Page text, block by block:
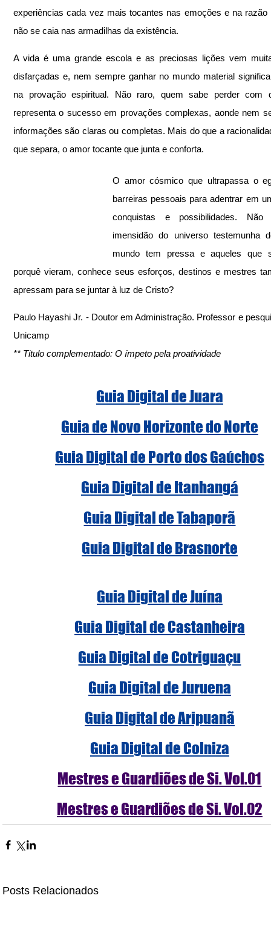
experiências cada vez mais tocantes nas emoções e na razão
não se caia nas armadilhas da existência.
A vida é uma grande escola e as preciosas lições vem
disfarçadas e, nem sempre ganhar no mundo material
na provação espiritual. Não raro, quem sabe perder com
representa o sucesso em provações complexas, aonde nem
informações são claras ou completas. Mais do que a
que separa, o amor tocante que junta e conforta.
O amor cósmico que ultrapassa o
barreiras pessoais para adentrar em
conquistas e possibilidades.
imensidão do universo testemunha
mundo tem pressa e aqueles que
porquê vieram, conhece seus esforços, destinos e mestres
apressam para se juntar à luz de Cristo?
Paulo Hayashi Jr. - Doutor em Administração. Professor e
Unicamp
** Titulo complementado: O ímpeto pela proatividade
Guia Digital de Juara
Guia de Novo Horizonte do Norte
Guia Digital de Porto dos Gaúchos
Guia Digital de Itanhangá
Guia Digital de Tabaporã
Guia Digital de Brasnorte
Guia Digital de Juína
Guia Digital de Castanheira
Guia Digital de Cotriguaçu
Guia Digital de Juruena
Guia Digital de Aripuanã
Guia Digital de Colniza
Mestres e Guardiões de Si. Vol.01
Mestres e Guardiões de Si. Vol.02
Posts Relacionados